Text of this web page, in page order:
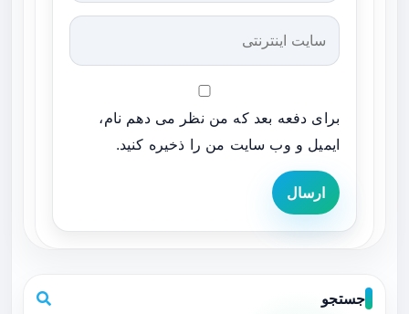
برای دفعه بعد که من نظر می دهم نام،
ایمیل و وب سایت من را ذخیره کنید.
ارسال
جستجو